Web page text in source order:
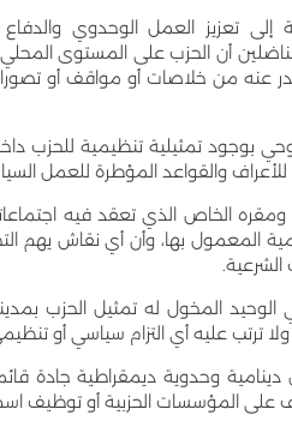
إلى تعزيز العمل الوحدوي
أن الحزب على المستوى
عنه من خلاصات أو مواقف أو
بوجود تمثيلية تنظيمية للحزب
للأعراف والقواعد المؤطرة للعمل
الخاص الذي تعقد فيه
المعمول بها، وأن أي نقاش يهم
الوحيد المخول له تمثيل الحزب
ترتب عليه أي التزام سياسي أو
وحدوية ديمقراطية جادة
على المؤسسات الحزبية أو توظيف